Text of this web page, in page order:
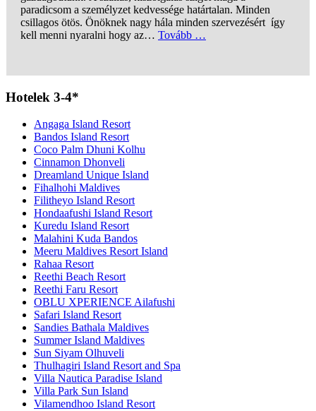
paradicsom a személyzet kedvessége határtalan. Minden
csillagos ötös. Önöknek nagy hála minden szervezésért így
kell menni nyaralni hogy az… Tovább …
Hotelek 3-4*
Angaga Island Resort
Bandos Island Resort
Coco Palm Dhuni Kolhu
Cinnamon Dhonveli
Dreamland Unique Island
Fihalhohi Maldives
Filitheyo Island Resort
Hondaafushi Island Resort
Kuredu Island Resort
Malahini Kuda Bandos
Meeru Maldives Resort Island
Rahaa Resort
Reethi Beach Resort
Reethi Faru Resort
OBLU XPERIENCE Ailafushi
Safari Island Resort
Sandies Bathala Maldives
Summer Island Maldives
Sun Siyam Olhuveli
Thulhagiri Island Resort and Spa
Villa Nautica Paradise Island
Villa Park Sun Island
Vilamendhoo Island Resort